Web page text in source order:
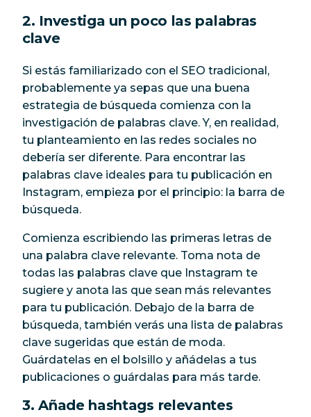
2. Investiga un poco las palabras
clave
Si estás familiarizado con el SEO tradicional,
probablemente ya sepas que una buena
estrategia de búsqueda comienza con la
investigación de palabras clave. Y, en realidad,
tu planteamiento en las redes sociales no
debería ser diferente. Para encontrar las
palabras clave ideales para tu publicación en
Instagram, empieza por el principio: la barra de
búsqueda.
Comienza escribiendo las primeras letras de
una palabra clave relevante. Toma nota de
todas las palabras clave que Instagram te
sugiere y anota las que sean más relevantes
para tu publicación. Debajo de la barra de
búsqueda, también verás una lista de palabras
clave sugeridas que están de moda.
Guárdatelas en el bolsillo y añádelas a tus
publicaciones o guárdalas para más tarde.
3. Añade hashtags relevantes